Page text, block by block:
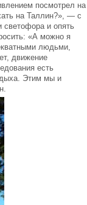
посмотрел на
на Таллин?», — с
светофора и опять
«А можно я
людьми,
движение
есть
Этим мы и